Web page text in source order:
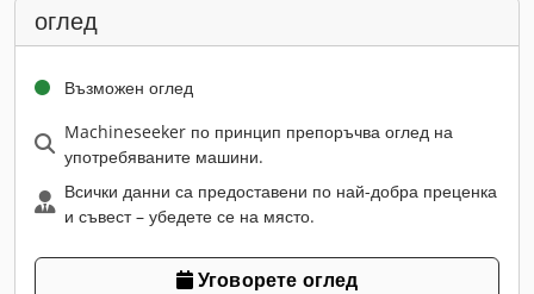
оглед
Възможен оглед
Machineseeker по принцип препоръчва оглед на
употребяваните машини.
Всички данни са предоставени по най-добра преценка
и съвест – убедете се на място.
Уговорете оглед